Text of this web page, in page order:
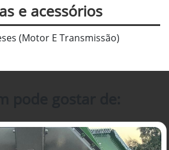
e acessórios
(Motor E Transmissão)